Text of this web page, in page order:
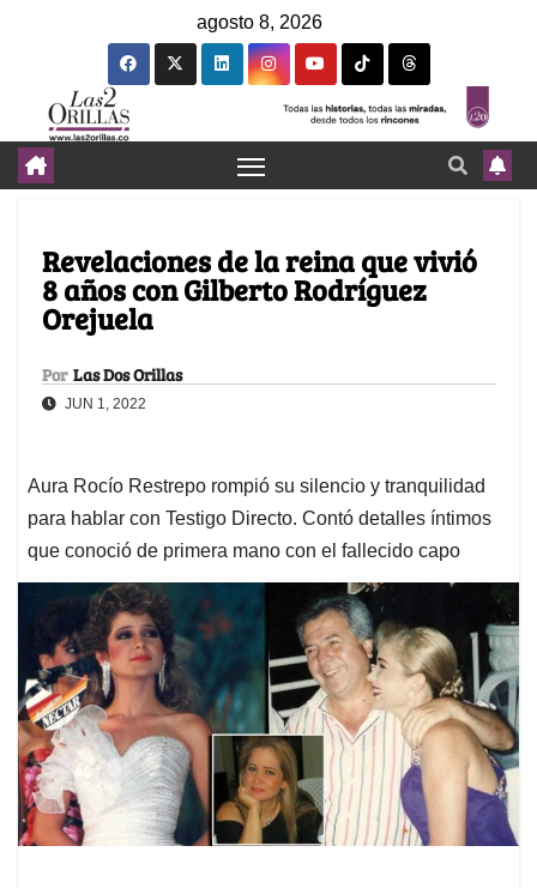
agosto 8, 2026
Revelaciones de la reina que vivió
8 años con Gilberto Rodríguez
Orejuela
Por Las Dos Orillas
JUN 1, 2022
Aura Rocío Restrepo rompió su silencio y tranquilidad
para hablar con Testigo Directo. Contó detalles íntimos
que conoció de primera mano con el fallecido capo